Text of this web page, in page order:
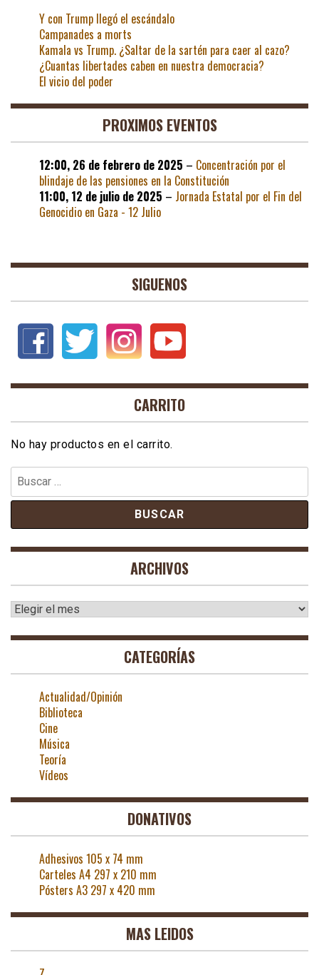
Y con Trump llegó el escándalo
Campanades a morts
Kamala vs Trump. ¿Saltar de la sartén para caer al cazo?
¿Cuantas libertades caben en nuestra democracia?
El vicio del poder
PROXIMOS EVENTOS
12:00, 26 de febrero de 2025 – Concentración por el
blindaje de las pensiones en la Constitución
11:00, 12 de julio de 2025 – Jornada Estatal por el Fin del
Genocidio en Gaza - 12 Julio
SIGUENOS
CARRITO
No hay productos en el carrito.
Buscar:
ARCHIVOS
Archivos
CATEGORÍAS
Actualidad/Opinión
Biblioteca
Cine
Música
Teoría
Vídeos
DONATIVOS
Adhesivos 105 x 74 mm
Carteles A4 297 x 210 mm
Pósters A3 297 x 420 mm
MAS LEIDOS